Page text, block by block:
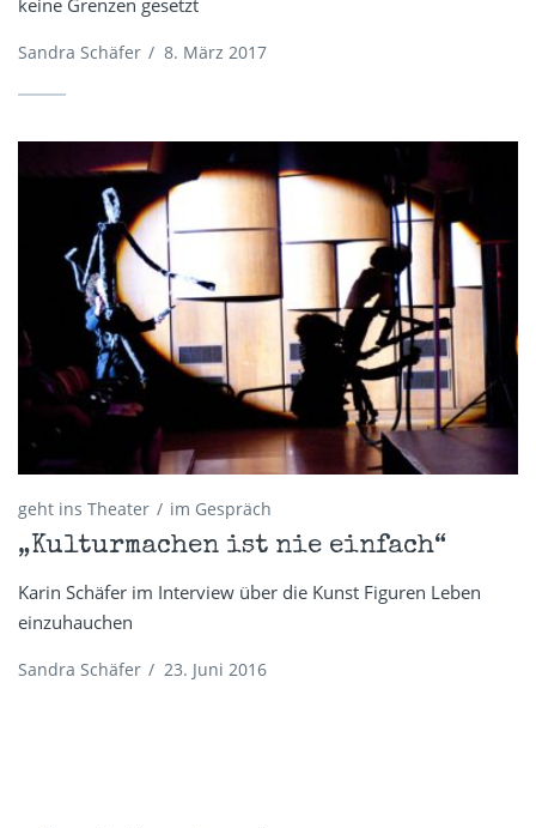
Sandra Schäfer / 8. März 2017
geht ins Theater im Gespräch
„Kulturmachen ist nie einfach“
Karin Schäfer im Interview über die Kunst Figuren Leben
einzuhauchen
Sandra Schäfer / 23. Juni 2016